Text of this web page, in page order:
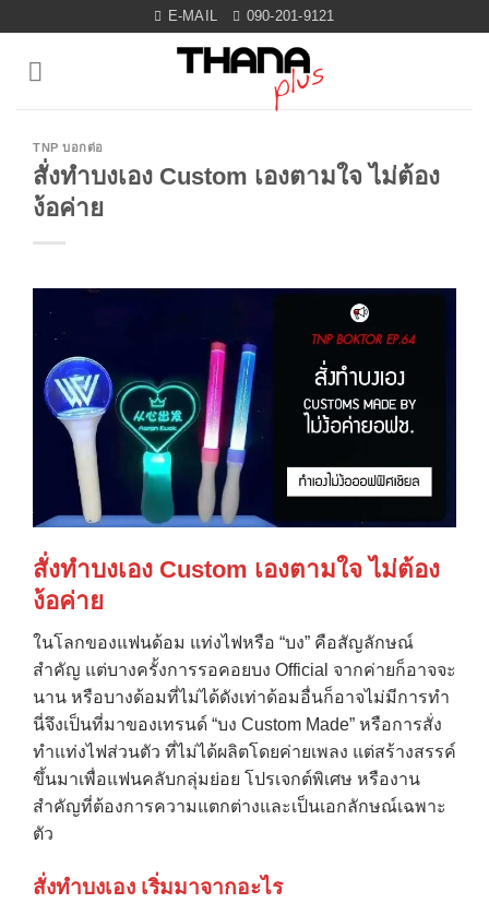
content
E-MAIL 090-201-9121
TNP บอกต่อ
สั่งทำบงเอง Custom เองตามใจ ไม่ต้อง
ง้อค่าย
สั่งทำบงเอง Custom เองตามใจ ไม่ต้อง
ง้อค่าย
ในโลกของแฟนด้อม แท่งไฟหรือ “บง” คือสัญลักษณ์
สำคัญ แต่บางครั้งการรอคอยบง Official จากค่ายก็อาจจะ
นาน หรือบางด้อมที่ไม่ได้ดังเท่าด้อมอื่นก็อาจไม่มีการทำ
นี่จึงเป็นที่มาของเทรนด์ “บง Custom Made” หรือการสั่ง
ทำแท่งไฟส่วนตัว ที่ไม่ได้ผลิตโดยค่ายเพลง แต่สร้างสรรค์
ขึ้นมาเพื่อแฟนคลับกลุ่มย่อย โปรเจกต์พิเศษ หรืองาน
สำคัญที่ต้องการความแตกต่างและเป็นเอกลักษณ์เฉพาะ
ตัว
สั่งทำบงเอง เริ่มมาจากอะไร